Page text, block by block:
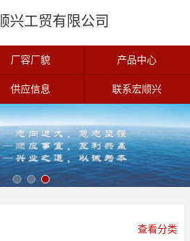
兴工贸有限公司
厂容厂貌 产品中心
供应信息 联系宏顺兴
查看分类